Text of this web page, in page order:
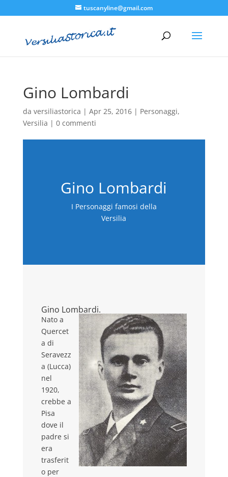
tuscanyline@gmail.com
Gino Lombardi
da versiliastorica | Apr 25, 2016| Personaggi,
Versilia | 0 commenti
Gino Lombardi
I Personaggi famosi della
Versilia
Gino Lombardi.
Nato a
Quercet
a di
Seravezz
a (Lucca)
nel
1920,
crebbe a
Pisa
dove il
padre si
era
trasferit
o per